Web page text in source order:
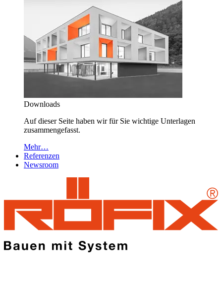
Downloads
Auf dieser Seite haben wir für Sie wichtige Unterlagen
zusammengefasst.
Mehr…
Referenzen
Newsroom